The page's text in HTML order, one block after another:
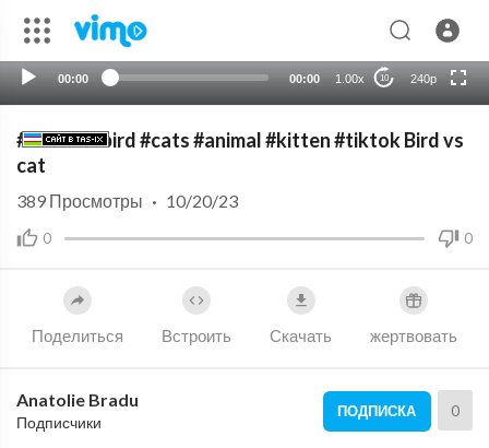
00:00 00:00 1.00x 10 240p
auto
#Shorts #bird #cats #animal #kitten #tiktok Bird vs
cat
0 0
389 Просмотры · 10/20/23
Поделиться Встроить Скачать жертвовать
Anatolie Bradu
Подписчики
ПОДПИСКА 0